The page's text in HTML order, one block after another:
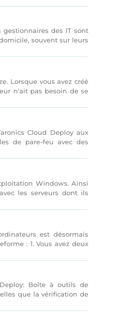
des IT sont
souvent sur leurs
Lorsque vous avez créé
n'ait pas besoin de se
Cloud Deploy aux
de pare-feu avec des
Windows. Ainsi
les serveurs dont ils
est désormais
: 1. Vous avez deux
Boîte à outils de
que la vérification de